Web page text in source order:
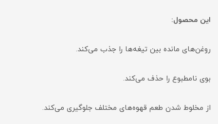
این محصول:
روغن‌های مانده بین تیغه‌ها را جذب می‌کند.
بوی نامطبوع را حذف می‌کند.
از مخلوط شدن طعم قهوه‌های مختلف جلوگیری می‌کند.